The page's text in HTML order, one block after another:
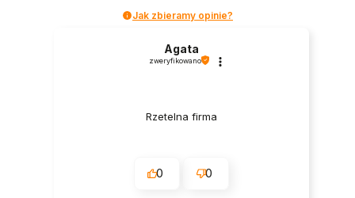
Jak zbieramy opinie?
Agata
zweryfikowano
Rzetelna firma
0 0